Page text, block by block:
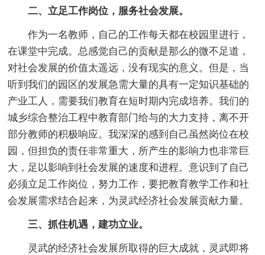
二、立足工作岗位，服务社会发展。
作为一名教师，自己的工作每天都在校园里进行，
在课堂中完成。总感觉自己的贡献是那么的微不足道，
对社会发展的价值太遥远，没有现实的意义。但是，当
听到我们的园区的发展急需大量的具有一定知识基础的
产业工人，需要我们教育在短时期内完成培养。我们的
城乡综合整治工程中教育部门给与的大力支持，离不开
部分教师的积极响应。我深深的感到自己虽然岗位在校
园，但担负的责任非常重大，所产生的影响力也非常巨
大，足以影响到社会发展的速度和进程。意识到了自己
必须立足工作岗位，努力工作，要把教育教学工作和社
会发展需求结合起来，为灵武经济社会发展贡献力量。
三、抓住机遇，建功立业。
灵武的经济社会发展所取得的巨大成就，灵武即将